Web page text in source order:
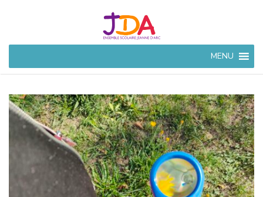
D'ARC
Ensemble Scolaire à
Civray (86)
MENU